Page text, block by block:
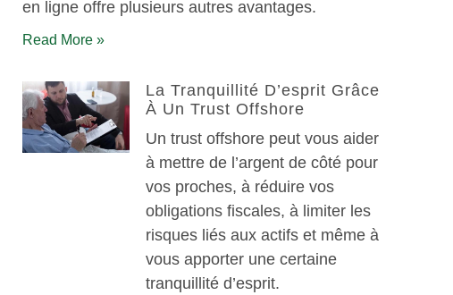
en ligne offre plusieurs autres avantages.
Read More »
La Tranquillité D’esprit Grâce
À Un Trust Offshore
Un trust offshore peut vous aider
à mettre de l’argent de côté pour
vos proches, à réduire vos
obligations fiscales, à limiter les
risques liés aux actifs et même à
vous apporter une certaine
tranquillité d’esprit.